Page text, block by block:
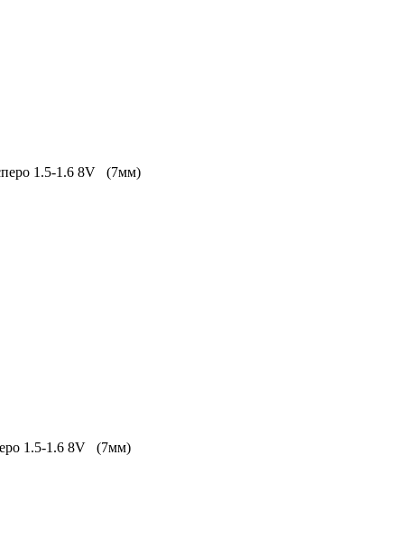
1.5-1.6 8V (7мм)
1.5-1.6 8V (7мм)